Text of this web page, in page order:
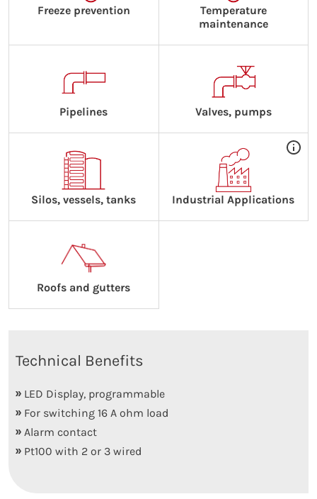
Freeze prevention
Temperature
maintenance
Pipelines Valves, pumps
Silos, vessels, tanks Industrial Applications
Roofs and gutters
Technical Benefits
LED Display, programmable
For switching 16 A ohm load
Alarm contact
Pt100 with 2 or 3 wired